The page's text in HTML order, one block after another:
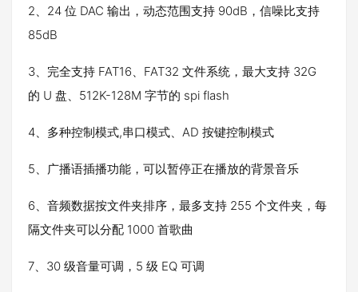
2、24 位 DAC 输出，动态范围支持 90dB，信噪比支持
85dB
3、完全支持 FAT16、FAT32 文件系统，最大支持 32G
的 U 盘、512K-128M 字节的 spi flash
4、多种控制模式,串口模式、AD 按键控制模式
5、广播语插播功能，可以暂停正在播放的背景音乐
6、音频数据按文件夹排序，最多支持 255 个文件夹，每
隔文件夹可以分配 1000 首歌曲
7、30 级音量可调，5 级 EQ 可调